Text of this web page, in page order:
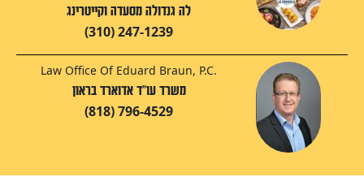
לה גנדולה מסעדה וקייטרינג
(310) 247-1239
Law Office Of Eduard Braun, P.C.
משרד עו"ד אדוארד בראון
(818) 796-4529